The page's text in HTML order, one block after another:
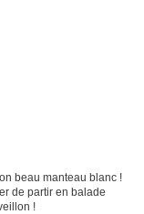
beau manteau blanc !
de partir en balade
!